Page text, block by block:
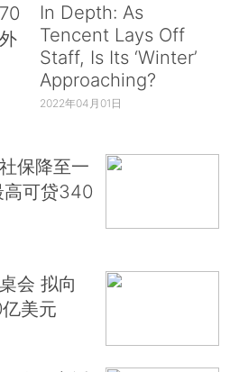
In Depth: As
Tencent Lays Off
Staff, Is Its ‘Winter’
Approaching?
2022年04月01日
保降至一
高可贷340
会 拟向
美元